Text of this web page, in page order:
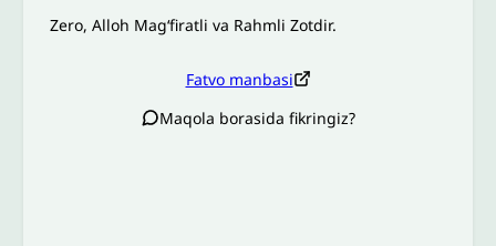
Zero, Alloh Mag‘firatli va Rahmli Zotdir.
Fatvo manbasi
Maqola borasida fikringiz?